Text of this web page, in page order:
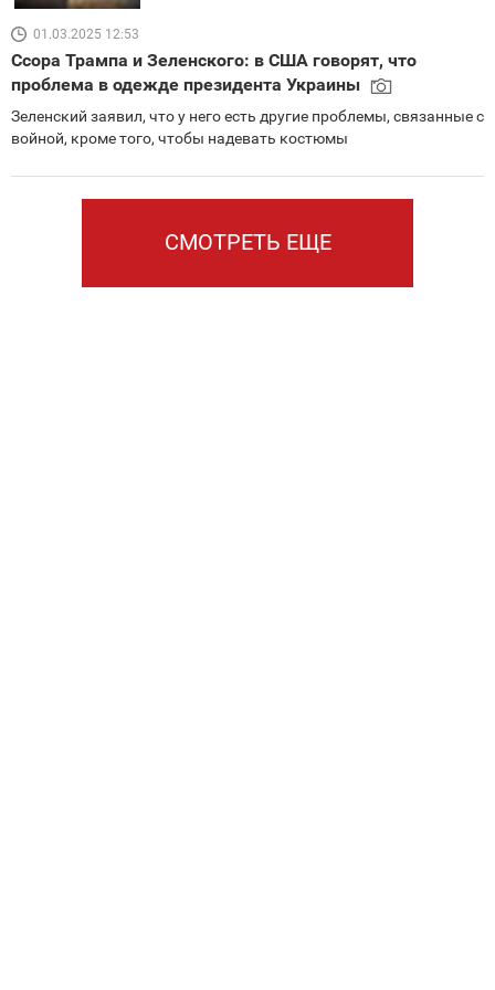
01.03.2025 12:53
Ссора Трампа и Зеленского: в США говорят, что
проблема в одежде президента Украины
Зеленский заявил, что у него есть другие проблемы, связанные с
войной, кроме того, чтобы надевать костюмы
СМОТРЕТЬ ЕЩЕ